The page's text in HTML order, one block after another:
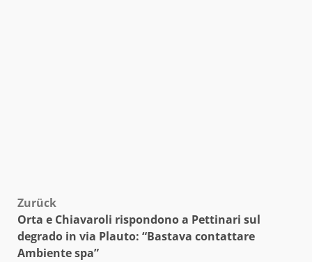
Beitragsnavigation
Zurück
Orta e Chiavaroli rispondono a Pettinari sul
degrado in via Plauto: “Bastava contattare
Ambiente spa”